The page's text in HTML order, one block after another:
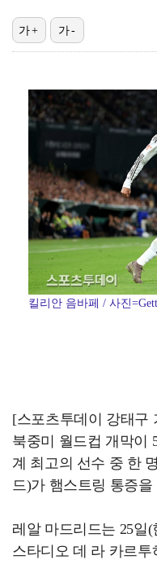
[ST포토] 앤
[ST포토] 아이
[ST포토] 앤더
[ST포토] 애교
가+ 가-
킬리안 음바페 / 사진
[스포츠투데이 강태구
북중미 월드컵 개막이
계 최고의 선수 중 한
드)가 햄스트링 통증을
레알 마드리드는 25일
스타디오 데 라 카르투